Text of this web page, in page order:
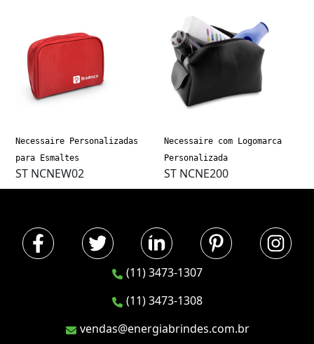
Necessaire Personalizadas
para Esmaltes
ST NCNEW02
Necessaire com Logomarca
Personalizada
ST NCNE200
(11) 3473-1307
(11) 3473-1308
vendas@energiabrindes.com.br